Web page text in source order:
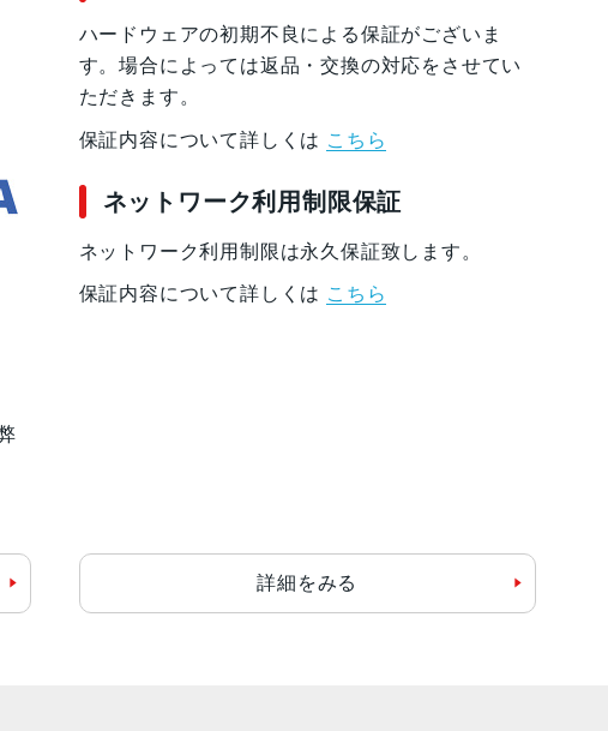
ハードウェアの初期不良による保証がございま
す。場合によっては返品・交換の対応をさせてい
ただきます。
保証内容について詳しくは こちら
ネットワーク利用制限保証
ネットワーク利用制限は永久保証致します。
保証内容について詳しくは こちら
詳細をみる